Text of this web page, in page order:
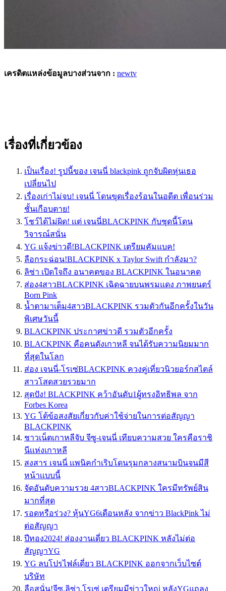
เครดิตแหล่งข้อมูลบางส่วนจาก : newtv
เรื่องที่เกี่ยวข้อง
เป็นเรื่อง! รูปนี้ของ เจนนี่ blackpink ถูกจับผิดหุ่นเธอ
เปลี่ยนไป
เรื่องเก่าไม่จบ! เจนนี่ โดนขุดเรื่องร้อนในอดีต เพื่อนร่วม
ชั้นเกือบตาย!
โชว์ได้ไม่ผิด! เเต่ เจนนี่BLACKPINK กับชุดนี้โดน
วิจารณ์สนั่น
YG แจ้งข่าวดี!BLACKPINK เตรียมคัมแบค!
ลือกระฉ่อน!BLACKPINK x Taylor Swift กำลังมา?
ลิซ่า เปิดใจถึง อนาคตของ BLACKPINK ในอนาคต
ส่อง4สาวBLACKPINK เฉิดฉายบนพรมแดง ภาพยนตร์
Born Pink
น้ำตามาเต็ม4สาวBLACKPINK รวมตัวกันอีกครั้งในวัน
พิเศษวันนี้
BLACKPINK ประกาศข่าวดี รวมตัวอีกครั้ง
BLACKPINK คือคนดังเกาหลี จนได้รับความนิยมมาก
ที่สุดในโลก
ส่อง เจนนี่-โรเซ่BLACKPINK ควงคู่เที่ยวนิวยอร์กสไตล์
สาวโสดสวยรวยมาก
สุดปัง! BLACKPINK คว้าอันดับ1ผู้ทรงอิทธิพล จาก
Forbes Korea
YG โต้ข้อสงสัยเกี่ยวกับค่าใช้จ่ายในการต่อสัญญา
BLACKPINK
ชาวเน็ตเกาหลีจับ จีซู-เจนนี่ เทียบความสวย ใครคือราชิ
นีเเห่งเกาหลี
สงสาร เจนนี่ เเพนิคกำเริบโดนรุมกลางสนามบินจนมีสี
หน้าเเบบนี้
จัดอันดับความรวย 4สาวBLACKPINK ใครมีทรัพย์สิน
มากที่สุด
รอดหรือร่วง? หุ้นYG6เดือนหลัง จากข่าว BlackPink ไม่
ต่อสัญญา
ปีทอง2024! ส่องงานเดี่ยว BLACKPINK หลังไม่ต่อ
สัญญาYG
YG ลบโปรไฟล์เดี่ยว BLACKPINK ออกจากเว็บไซต์
บริษัท
ลือสนั่น!จีซู,ลิซ่า,โรเซ่ เตรียมมีข่าวใหญ่ หลังYGแถลง